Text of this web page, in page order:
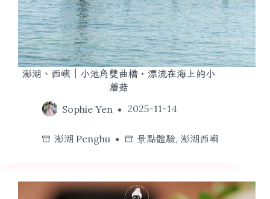
澎湖、西嶼｜小池角雙曲橋・漂流在海上的小
蘑菇
Sophie Yen
2025-11-14
澎湖 Penghu 景點體驗, 澎湖西嶼